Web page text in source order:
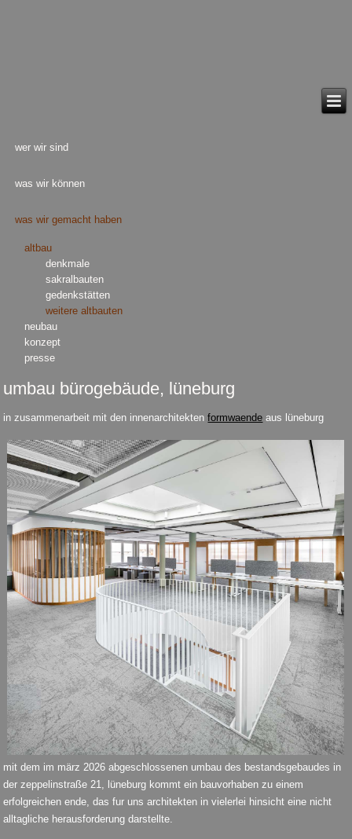
wer wir sind
was wir können
was wir gemacht haben
altbau
denkmale
sakralbauten
gedenkstätten
weitere altbauten
neubau
konzept
presse
umbau bürogebäude, lüneburg
in zusammenarbeit mit den innenarchitektenformwaende aus lüneburg
mit dem im märz 2026 abgeschlossenen umbau des bestandsgebaudes in
der zeppelinstraße 21, lüneburg kommt ein bauvorhaben zu einem
erfolgreichen ende, das fur uns architekten in vielerlei hinsicht eine nicht
alltagliche herausforderung darstellte.